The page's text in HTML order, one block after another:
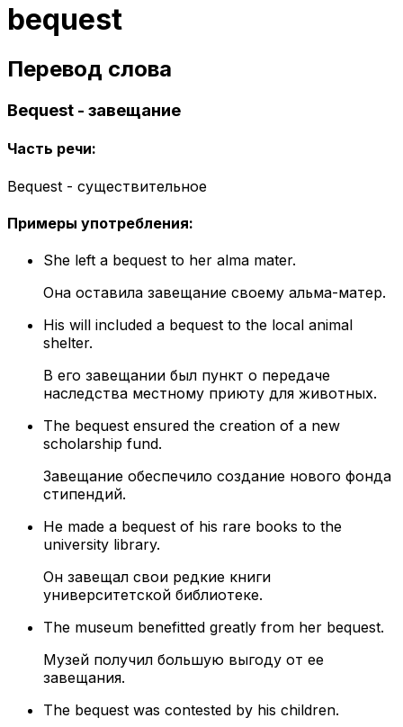
bequest
Перевод слова
Bequest - завещание
Часть речи:
Bequest - существительное
Примеры употребления:
She left a bequest to her alma mater.
Она оставила завещание своему альма-матер.
His will included a bequest to the local animal
shelter.
В его завещании был пункт о передаче
наследства местному приюту для животных.
The bequest ensured the creation of a new
scholarship fund.
Завещание обеспечило создание нового фонда
стипендий.
He made a bequest of his rare books to the
university library.
Он завещал свои редкие книги
университетской библиотеке.
The museum benefitted greatly from her bequest.
Музей получил большую выгоду от ее
завещания.
The bequest was contested by his children.